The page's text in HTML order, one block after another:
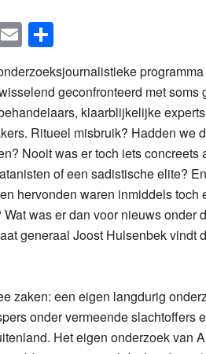
Email
programma
geconfronteerd met soms
klaarblijkelijke
Ritueel misbruik? Hadden we
Nooit was er toch iets
of een sadistische elite?
hervonden waren inmiddels toch
was er dan voor nieuws onder
generaal Joost Hulsenbek vindt
zaken: een eigen langdurig
onder vermeende slachtoffers
Het eigen onderzoek van